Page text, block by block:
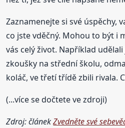
Zaznamenejte si své úspěchy,
co jste vděčný. Mohou to být i
vás celý život. Například
zkoušky na střední školu,
koláč, ve třetí třídě zbili rivala.
(...více se dočtete ve zdroji)
Zdroj: článekZvedněte své